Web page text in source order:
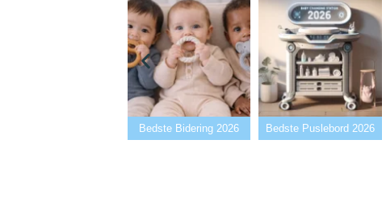
Bedste Bidering 2026 Bedste Puslebord 2026